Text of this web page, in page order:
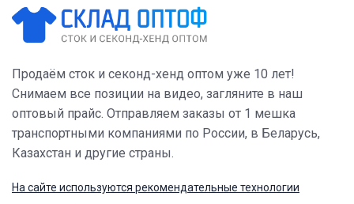
Продаём сток и секонд-хенд оптом уже 10 лет!
Снимаем все позиции на видео, загляните в наш
оптовый прайс. Отправляем заказы от 1 мешка
транспортными компаниями по России, в Беларусь,
Казахстан и другие страны.
На сайте используются рекомендательные технологии